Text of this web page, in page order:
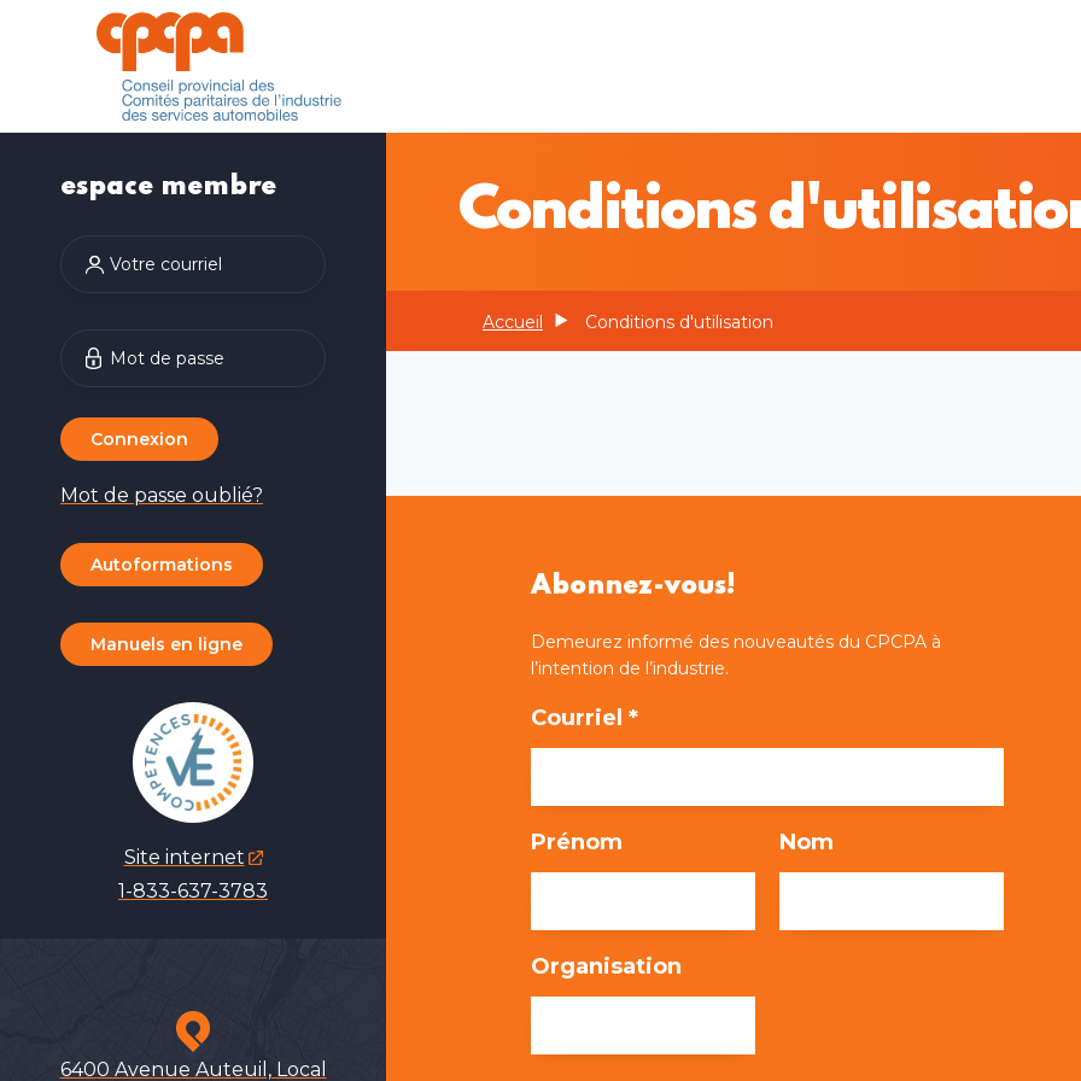
espace membre
Connexion
Mot de passe oublié?
Autoformations
Manuels en ligne
Site internet
1-833-637-3783
6400 Avenue Auteuil, Local
Conditions
Accueil Conditions d'utilisation
Abonnez-vous!
Demeurez informé des nouveautés du CPCPA à
l’intention de l’industrie.
Courriel *
Prénom Nom
Organisation